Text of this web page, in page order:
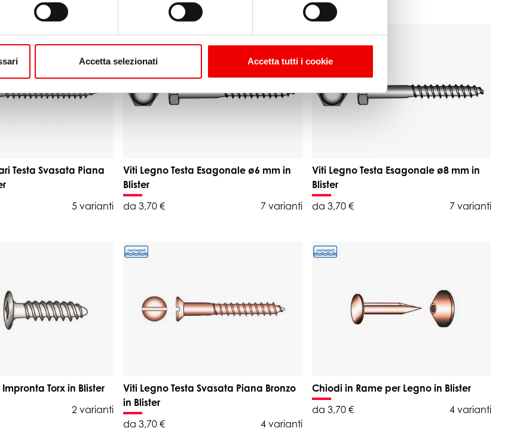
Accetta selezionati Accetta tutti i cookie
Testa Svasata Piana
5 varianti
Viti Legno Testa Esagonale ø6 mm in
Blister
da 3,70 €
7 varianti
Viti Legno Testa Esagonale ø8 mm in
Blister
da 3,70 €
7 varianti
Torx in Blister
2 varianti
Viti Legno Testa Svasata Piana Bronzo
in Blister
da 3,70 €
4 varianti
Chiodi in Rame per Legno in Blister
da 3,70 €
4 varianti